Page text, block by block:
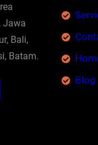
Jawa
Bali,
Batam.
Blog